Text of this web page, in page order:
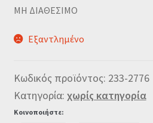
MΗ ΔΙΑΘΕΣΙΜΟ
Εξαντλημένο
Κωδικός προϊόντος: 233-2776
Κατηγορία: χωρίς κατηγορία
Κοινοποιήστε: